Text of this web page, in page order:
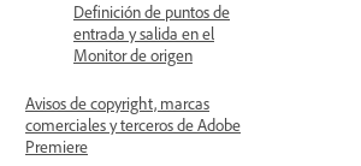
Definición de puntos de
entrada y salida en el
Monitor de origen
Avisos de copyright, marcas
comerciales y terceros de Adobe
Premiere